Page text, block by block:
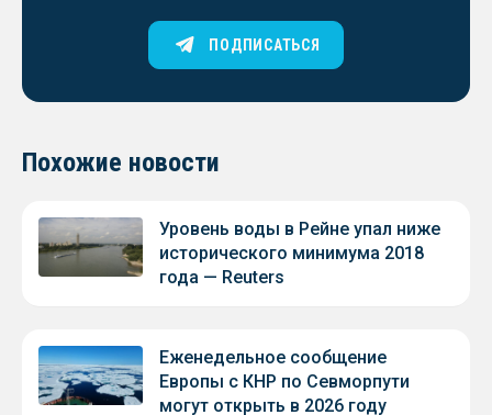
ПОДПИСАТЬСЯ
Похожие новости
Уровень воды в Рейне упал ниже
исторического минимума 2018
года — Reuters
Еженедельное сообщение
Европы с КНР по Севморпути
могут открыть в 2026 году